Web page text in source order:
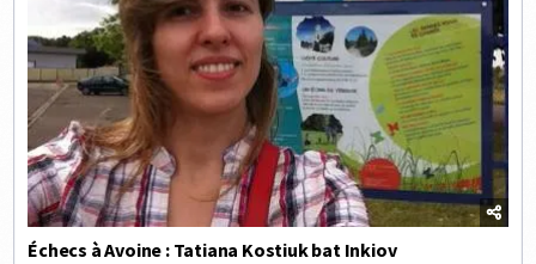
Échecs à Avoine : Tatiana Kostiuk bat Inkiov